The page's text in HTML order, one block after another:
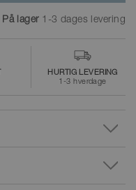
På lager 1-3 dages levering
HURTIG LEVERING
1-3 hverdage